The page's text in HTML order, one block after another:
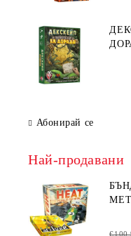
Абонирай се
Най-продавани